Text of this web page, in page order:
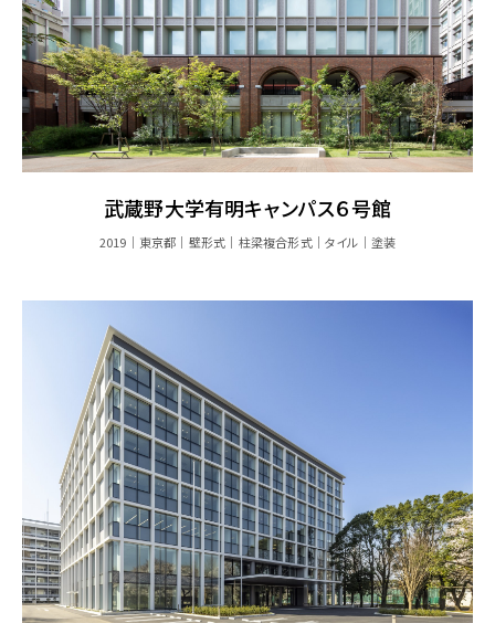
武蔵野大学有明キャンパス６号館
2019 東京都 壁形式 柱梁複合形式 タイル 塗装